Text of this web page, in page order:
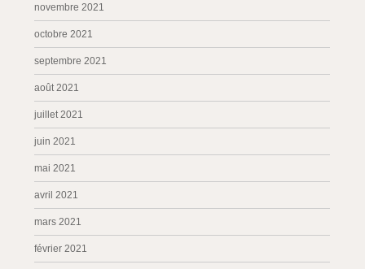
novembre 2021
octobre 2021
septembre 2021
août 2021
juillet 2021
juin 2021
mai 2021
avril 2021
mars 2021
février 2021